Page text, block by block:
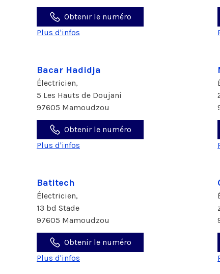
Obtenir le numéro
Plus d'infos
Bacar Hadidja
Électricien,
5 Les Hauts de Doujani
97605 Mamoudzou
Obtenir le numéro
Plus d'infos
Batitech
Électricien,
13 bd Stade
97605 Mamoudzou
Obtenir le numéro
Plus d'infos